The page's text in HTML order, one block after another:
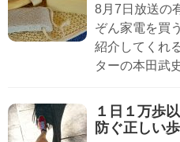
8月7日放送の
ぞん家電を買
紹介してくれ
ターの本田武
１日１万歩
防ぐ正しい